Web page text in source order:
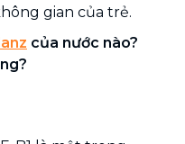
gian của trẻ.
của nước nào?